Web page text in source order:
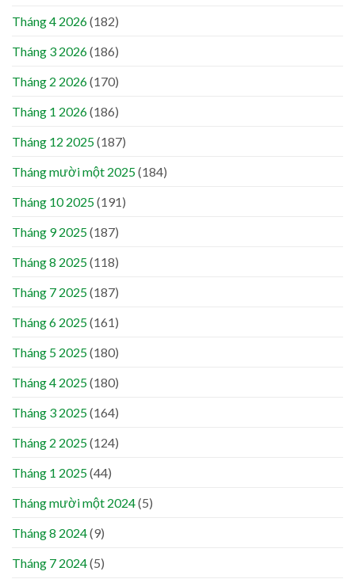
Tháng 4 2026(182)
Tháng 3 2026(186)
Tháng 2 2026(170)
Tháng 1 2026(186)
Tháng 12 2025(187)
Tháng mười một 2025(184)
Tháng 10 2025(191)
Tháng 9 2025(187)
Tháng 8 2025(118)
Tháng 7 2025(187)
Tháng 6 2025(161)
Tháng 5 2025(180)
Tháng 4 2025(180)
Tháng 3 2025(164)
Tháng 2 2025(124)
Tháng 1 2025(44)
Tháng mười một 2024(5)
Tháng 8 2024(9)
Tháng 7 2024(5)